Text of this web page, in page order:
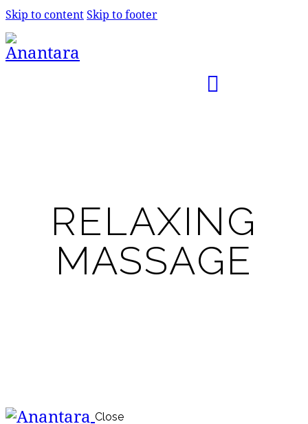
Skip to contentSkip to footer
RELAXING
MASSAGE
Close